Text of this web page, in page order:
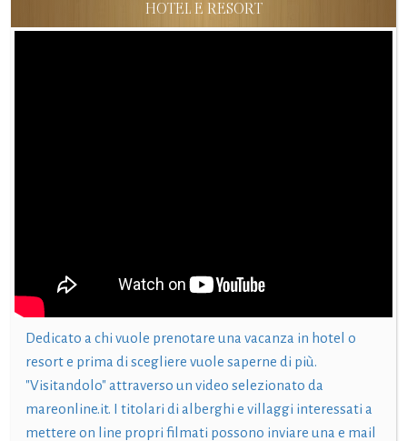
HOTEL E RESORT
Dedicato a chi vuole prenotare una vacanza in hotel o
resort e prima di scegliere vuole saperne di più.
"Visitandolo" attraverso un video selezionato da
mareonline.it. I titolari di alberghi e villaggi interessati a
mettere on line propri filmati possono inviare una e mail